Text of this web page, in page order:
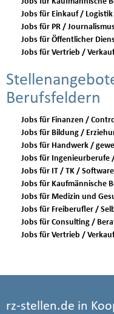
Jobs für Einkauf /
Jobs für PR /
Jobs für Öffentlicher
Jobs für Vertrieb / Verkauf
Berufsfeldern
rz-stellen.de in